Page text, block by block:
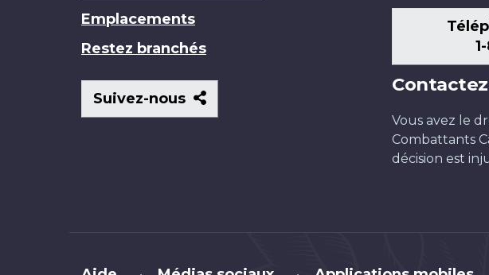
Emplacements
Restez branchés
Suivez-nous
Suivez-
nous
Vous avez le
Combattants
décision est
Brand